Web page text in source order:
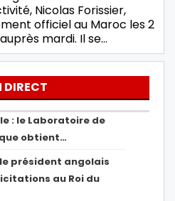
Nicolas Forissier,
officiel au Maroc les 2
mardi. Il se…
DIRECT
: le Laboratoire de
obtient…
président angolais
au Roi du